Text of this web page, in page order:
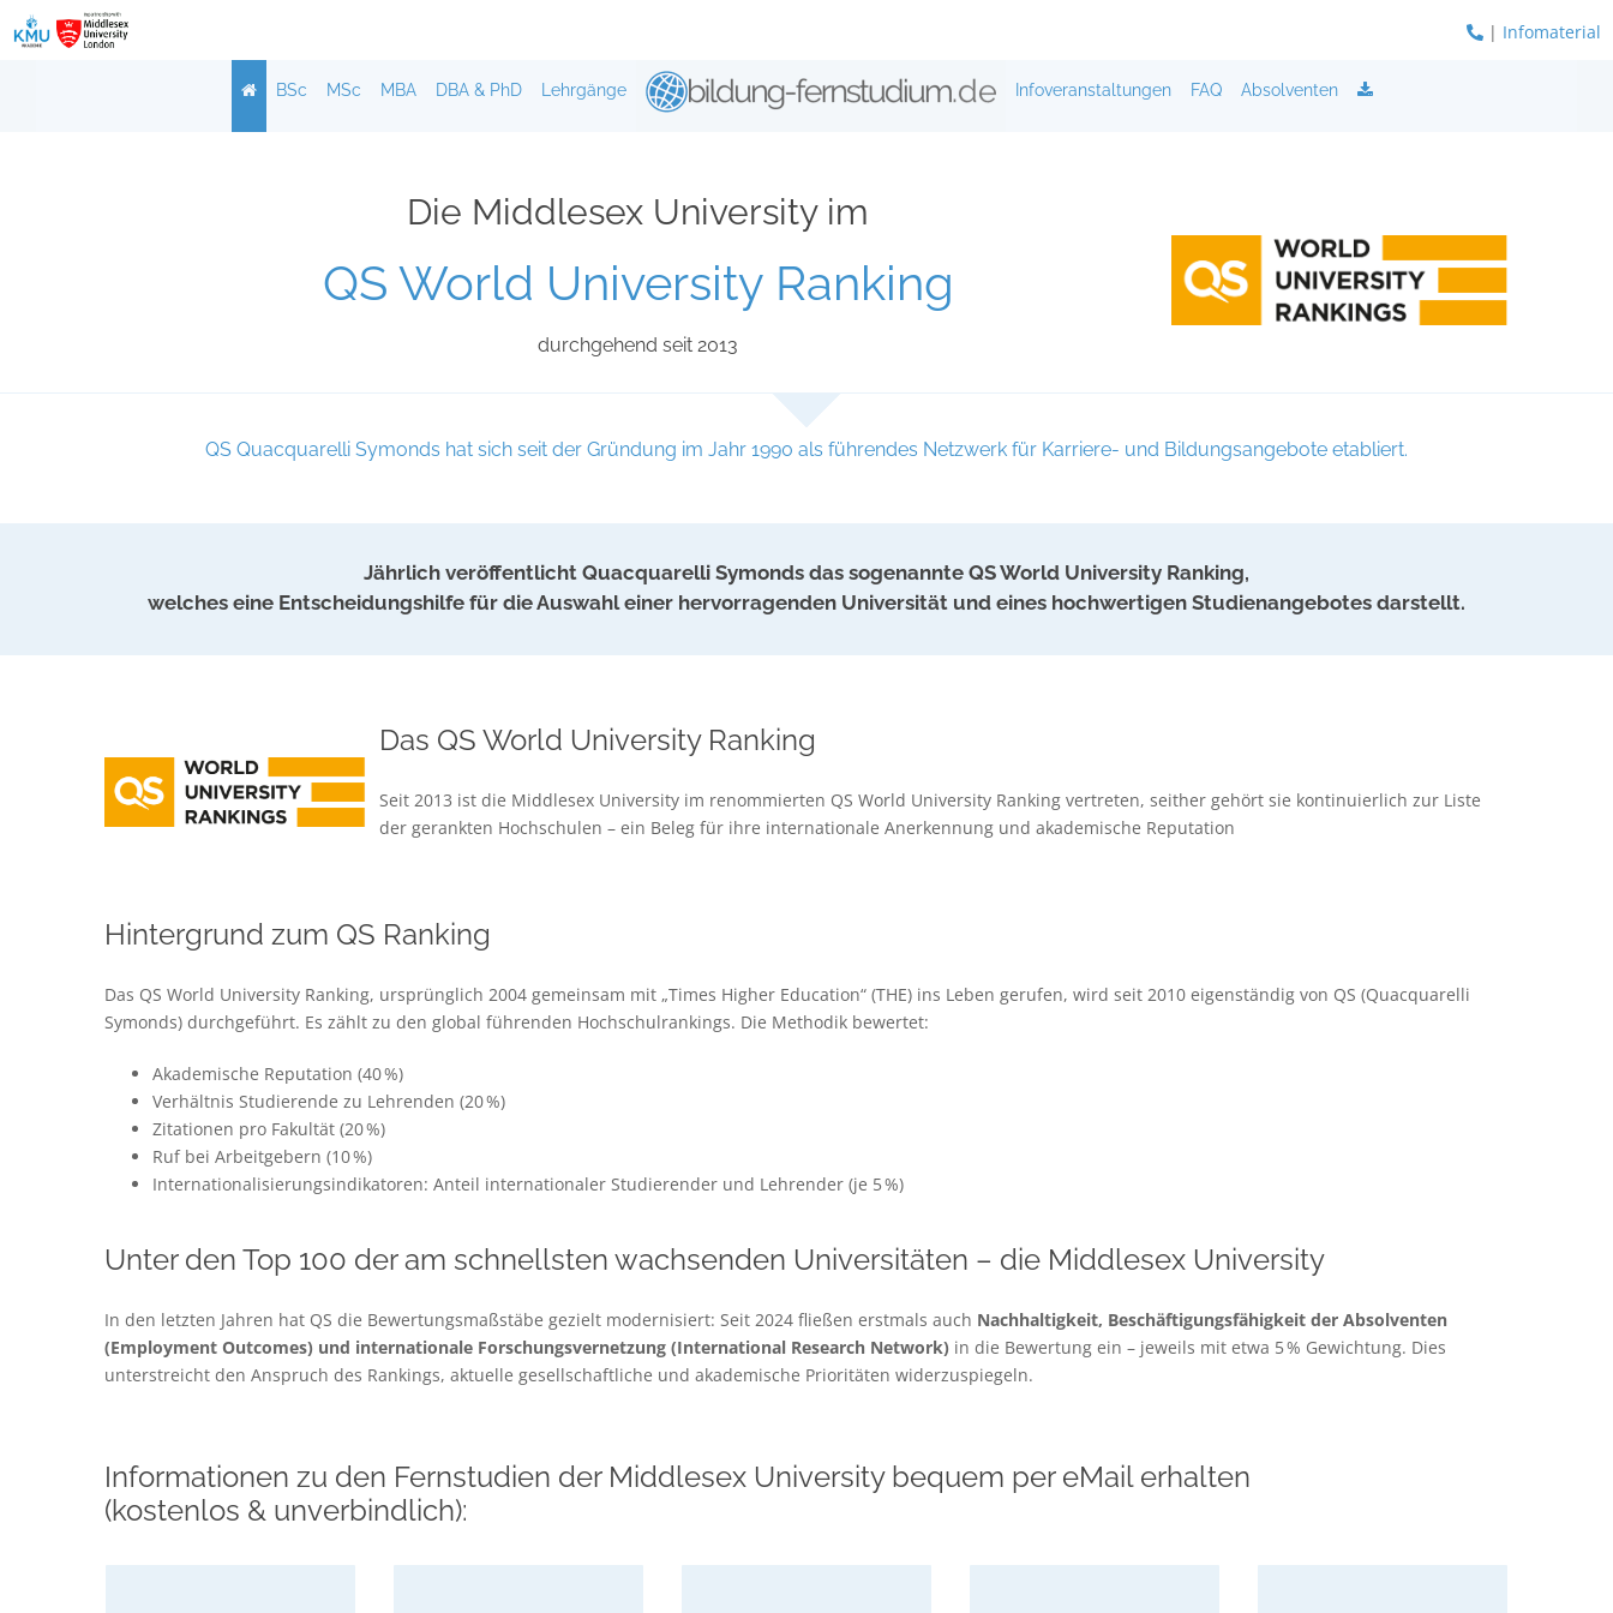
| Infomaterial
Zum
Inhalt
BSc MSc MBA DBA & PhD Lehrgänge Infoveranstaltungen FAQ Absolventen
Die Middlesex University im
QS World University Ranking
durchgehend seit 2013
QS Quacquarelli Symonds hat sich seit der Gründung im Jahr 1990 als führendes Netzwerk für Karriere- und Bildungsangebote etabliert.
Jährlich veröffentlicht Quacquarelli Symonds das sogenannte QS World University Ranking,
welches eine Entscheidungshilfe für die Auswahl einer hervorragenden Universität und eines hochwertigen Studienangebotes darstellt.
Das QS World University Ranking
Seit 2013 ist die Middlesex University im renommierten QS World University Ranking vertreten, seither gehört sie kontinuierlich zur Liste
der gerankten Hochschulen – ein Beleg für ihre internationale Anerkennung und akademische Reputation
Hintergrund zum QS Ranking
Das QS World University Ranking, ursprünglich 2004 gemeinsam mit „Times Higher Education“ (THE) ins Leben gerufen, wird seit 2010 eigenständig von QS (Quacquarelli
Symonds) durchgeführt. Es zählt zu den global führenden Hochschulrankings. Die Methodik bewertet:
Akademische Reputation (40 %)
Verhältnis Studierende zu Lehrenden (20 %)
Zitationen pro Fakultät (20 %)
Ruf bei Arbeitgebern (10 %)
Internationalisierungsindikatoren: Anteil internationaler Studierender und Lehrender (je 5 %)
Unter den Top 100 der am schnellsten wachsenden Universitäten – die Middlesex University
In den letzten Jahren hat QS die Bewertungsmaßstäbe gezielt modernisiert: Seit 2024 fließen erstmals auch Nachhaltigkeit, Beschäftigungsfähigkeit der Absolventen
(Employment Outcomes) und internationale Forschungsvernetzung (International Research Network) in die Bewertung ein – jeweils mit etwa 5 % Gewichtung. Dies
unterstreicht den Anspruch des Rankings, aktuelle gesellschaftliche und akademische Prioritäten widerzuspiegeln.
Informationen zu den Fernstudien der Middlesex University bequem per eMail erhalten
(kostenlos & unverbindlich):